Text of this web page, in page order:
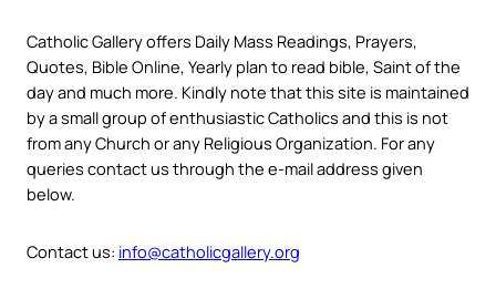
Catholic Gallery offers Daily Mass Readings, Prayers,
Quotes, Bible Online, Yearly plan to read bible, Saint of the
day and much more. Kindly note that this site is maintained
by a small group of enthusiastic Catholics and this is not
from any Church or any Religious Organization. For any
queries contact us through the e-mail address given
below.
Contact us: info@catholicgallery.org